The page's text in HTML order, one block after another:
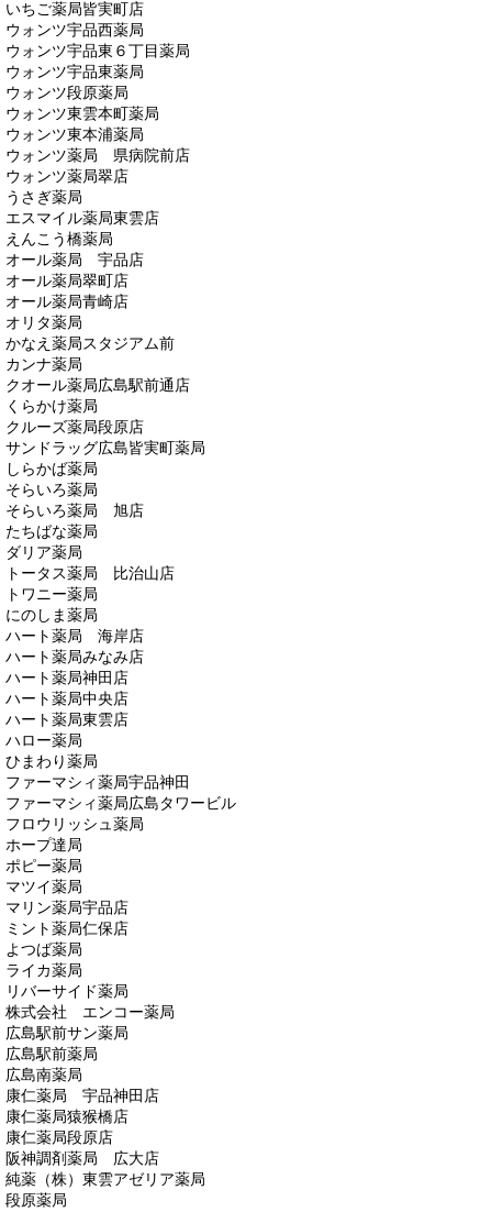
いちご薬局皆実町店
ウォンツ宇品西薬局
ウォンツ宇品東６丁目薬局
ウォンツ宇品東薬局
ウォンツ段原薬局
ウォンツ東雲本町薬局
ウォンツ東本浦薬局
ウォンツ薬局 県病院前店
ウォンツ薬局翠店
うさぎ薬局
エスマイル薬局東雲店
えんこう橋薬局
オール薬局 宇品店
オール薬局翠町店
オール薬局青崎店
オリタ薬局
かなえ薬局スタジアム前
カンナ薬局
クオール薬局広島駅前通店
くらかけ薬局
クルーズ薬局段原店
サンドラッグ広島皆実町薬局
しらかば薬局
そらいろ薬局
そらいろ薬局 旭店
たちばな薬局
ダリア薬局
トータス薬局 比治山店
トワニー薬局
にのしま薬局
ハート薬局 海岸店
ハート薬局みなみ店
ハート薬局神田店
ハート薬局中央店
ハート薬局東雲店
ハロー薬局
ひまわり薬局
ファーマシィ薬局宇品神田
ファーマシィ薬局広島タワービル
フロウリッシュ薬局
ホープ達局
ポピー薬局
マツイ薬局
マリン薬局宇品店
ミント薬局仁保店
よつば薬局
ライカ薬局
リバーサイド薬局
株式会社 エンコー薬局
広島駅前サン薬局
広島駅前薬局
広島南薬局
康仁薬局 宇品神田店
康仁薬局猿猴橋店
康仁薬局段原店
阪神調剤薬局 広大店
純薬（株）東雲アゼリア薬局
段原薬局